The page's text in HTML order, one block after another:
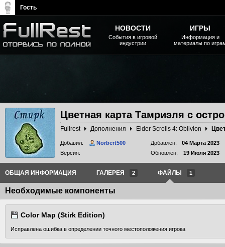
Цветная карта Тамриэля с
Fullrest Дополнения Elder Scrolls 4: Oblivion
Добавил:
Norbert500
Версия:
Добавлен:
04 Марта 2023
Обновлен:
19 Июля 2023
ОБЩАЯ ИНФОРМАЦИЯ ГАЛЕРЕЯ 2 ФАЙЛЫ 1
Необходимые компоненты
Color Map (Stirk Edition)
Исправлена ошибка в определении точного местоположения игрока
НОВОСТИ
События в игровой
индустрии
ИГРЫ
Информация и
материалы по
Гость